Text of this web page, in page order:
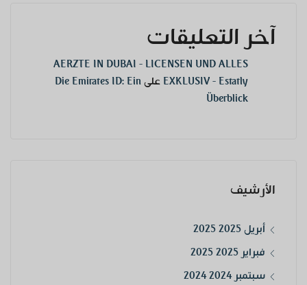
آخر التعليقات
AERZTE IN DUBAI - LICENSEN UND ALLES
EXKLUSIV - Estatly على Die Emirates ID: Ein
Überblick
الأرشيف
أبريل 2025 2025
فبراير 2025 2025
سبتمبر 2024 2024